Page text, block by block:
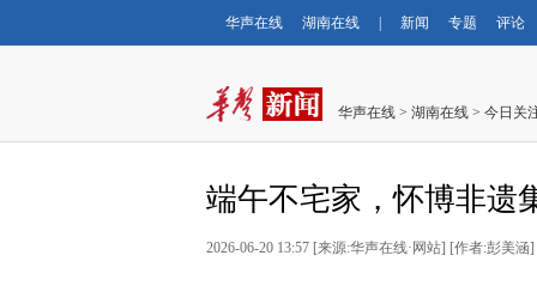
华声在线 湖南在线 新闻 专题 评论
华声在线 > 湖南在线 > 今日关
端午不宅家，怀博非遗
2026-06-20 13:57 [来源:华声在线·网站] [作者:彭美涵]